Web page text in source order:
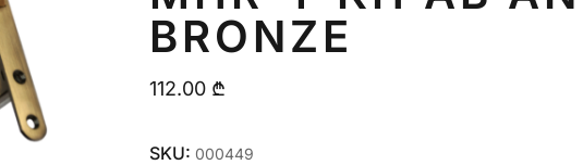
BRONZE
112.00 ₾
SKU: 000449